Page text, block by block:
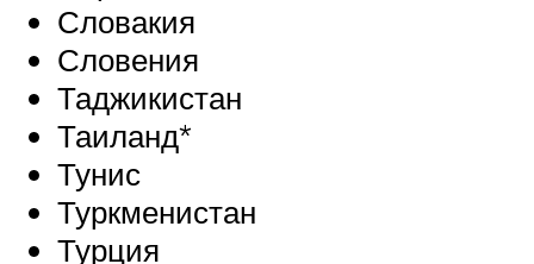
Словакия
Словения
Таджикистан
Таиланд*
Тунис
Туркменистан
Турция